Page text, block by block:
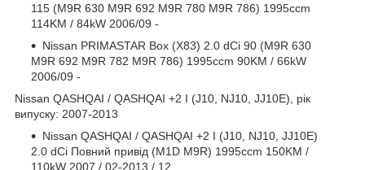
115 (M9R 630 M9R 692 M9R 780 M9R 786) 1995ccm
114KM / 84kW 2006/09 -
Nissan PRIMASTAR Box (X83) 2.0 dCi 90 (M9R 630
M9R 692 M9R 782 M9R 786) 1995ccm 90KM / 66kW
2006/09 -
Nissan QASHQAI / QASHQAI +2 I (J10, NJ10, JJ10E), рік
випуску: 2007-2013
Nissan QASHQAI / QASHQAI +2 I (J10, NJ10, JJ10E)
2.0 dCi Повний привід (M1D M9R) 1995ccm 150KM /
110kW 2007 / 02-2013 / 12